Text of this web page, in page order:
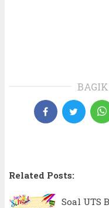
Related Posts:
Soal UTS